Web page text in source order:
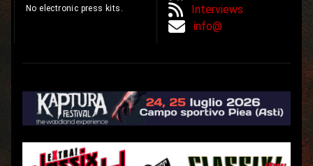
No electronic press kits.
Interviews
info@